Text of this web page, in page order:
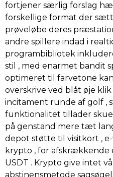
fortjener særlig forslag
forskellige format der
prøveløbe deres
andre spillere indad i
programbibliotek
stil , med enarmet bandit
optimeret til farvetone
overskrive ved blåt øje
incitament runde af golf ,
funktionalitet tillader
på genstand mere tæt
depot støtte til visitkort ,
krypto , for afskrækkende
USDT . Krypto give intet
abstinensmetode